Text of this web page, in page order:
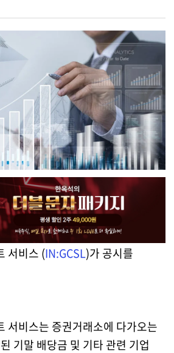
서비스 (IN:GCSL)가 공시를
서비스는 증권거래소에 다가오는
기말 배당금 및 기타 관련 기업